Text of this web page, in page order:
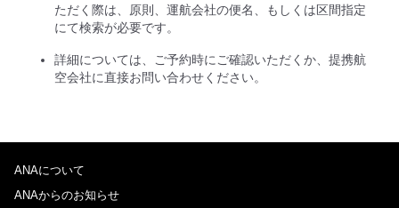
ただく際は、原則、運航会社の便名、もしくは区間指定
にて検索が必要です。
詳細については、ご予約時にご確認いただくか、提携航
空会社に直接お問い合わせください。
ANAについて
ANAからのお知らせ